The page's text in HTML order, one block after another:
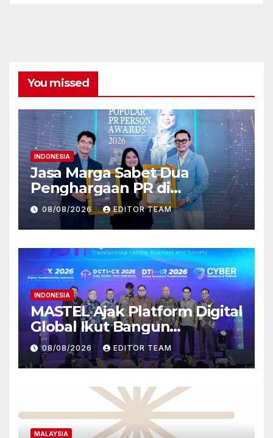
You missed
INDONESIA
Jasa Marga Sabet Dua
Penghargaan PR di
Indonesia Public Relations
Summit 2026
08/08/2026 EDITOR TEAM
INDONESIA
MASTEL Ajak Platform Digital
Global Ikut Bangun
Infrastruktur Digital Nasional
08/08/2026 EDITOR TEAM
MALAYSIA